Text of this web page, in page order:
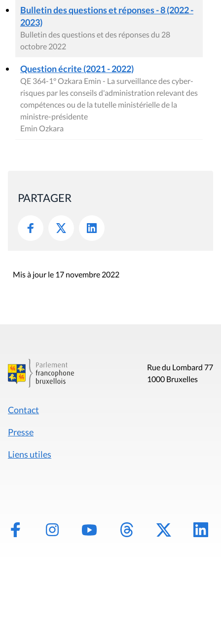
Bulletin des questions et réponses - 8 (2022 -
2023)
Bulletin des questions et des réponses du 28
octobre 2022
Question écrite (2021 - 2022)
QE 364-1° Ozkara Emin - La surveillance des cyber-
risques par les conseils d'administration relevant des
compétences ou de la tutelle ministérielle de la
ministre-présidente
Emin Ozkara
PARTAGER
Mis à jour le 17 novembre 2022
Rue du Lombard 77
1000 Bruxelles
Contact
Presse
Liens utiles